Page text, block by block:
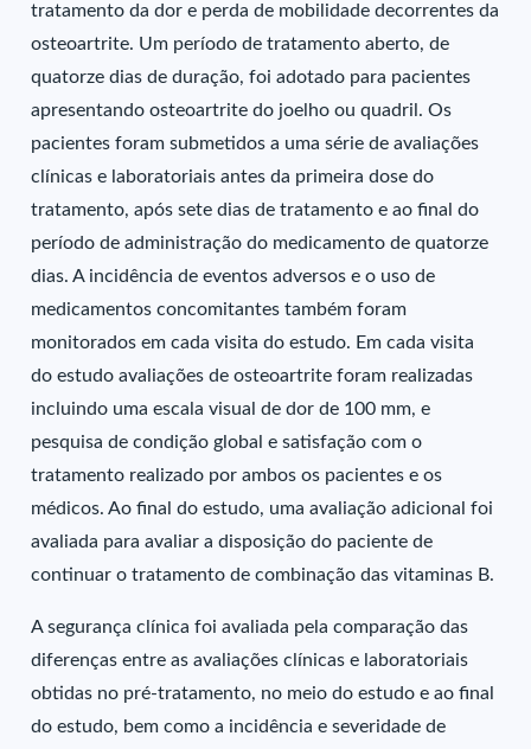
tratamento da dor e perda de mobilidade decorrentes da
osteoartrite. Um período de tratamento aberto, de
quatorze dias de duração, foi adotado para pacientes
apresentando osteoartrite do joelho ou quadril. Os
pacientes foram submetidos a uma série de avaliações
clínicas e laboratoriais antes da primeira dose do
tratamento, após sete dias de tratamento e ao final do
período de administração do medicamento de quatorze
dias. A incidência de eventos adversos e o uso de
medicamentos concomitantes também foram
monitorados em cada visita do estudo. Em cada visita
do estudo avaliações de osteoartrite foram realizadas
incluindo uma escala visual de dor de 100 mm, e
pesquisa de condição global e satisfação com o
tratamento realizado por ambos os pacientes e os
médicos. Ao final do estudo, uma avaliação adicional foi
avaliada para avaliar a disposição do paciente de
continuar o tratamento de combinação das vitaminas B.
A segurança clínica foi avaliada pela comparação das
diferenças entre as avaliações clínicas e laboratoriais
obtidas no pré-tratamento, no meio do estudo e ao final
do estudo, bem como a incidência e severidade de